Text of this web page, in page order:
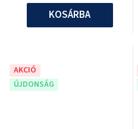
KOSÁRBA
AKCIÓ
ÚJDONSÁG